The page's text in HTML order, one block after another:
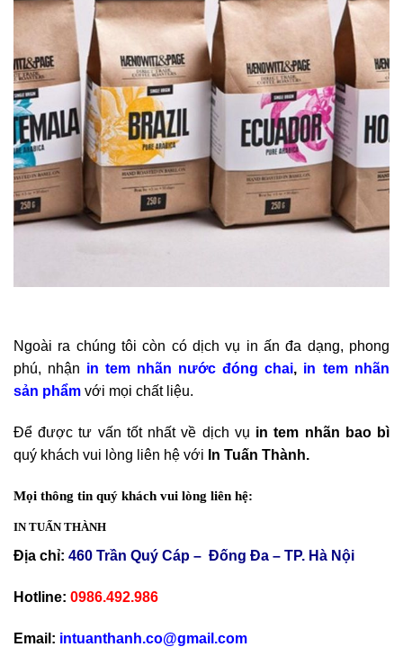
Ngoài ra chúng tôi còn có dịch vụ in ấn đa dạng, phong
phú, nhận in tem nhãn nước đóng chai, in tem nhãn
sản phẩm với mọi chất liệu.
Để được tư vấn tốt nhất về dịch vụ in tem nhãn bao bì
quý khách vui lòng liên hệ với In Tuấn Thành.
Mọi thông tin quý khách vui lòng liên hệ:
IN TUẤN THÀNH
Địa chỉ: 460 Trần Quý Cáp – Đống Đa – TP. Hà Nội
Hotline: 0986.492.986
Email: intuanthanh.co@gmail.com